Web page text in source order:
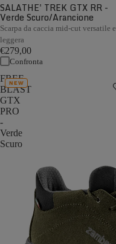
SALATHE' TREK GTX RR -
Verde Scuro/Arancione
Scarpa da caccia mid-cut versatile e
leggera
€279,00
Confronta
FREE
BLAST
GTX
PRO
-
Verde
Scuro
NEW